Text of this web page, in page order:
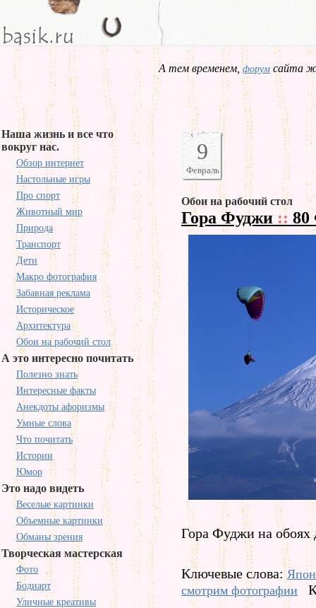
А тем временем,форум сайта
Наша жизнь и все что
вокруг нас.
Обзор интернет
Настольные игры
Про спорт
Животный мир
Природа
Транспорт
Дети
Макро фотография
Забавная реклама
Историческое
Архитектура
Обои на рабочий стол
А это интересно почитать
Полезно знать
Интересные факты
Анекдоты афоризмы
Умные слова
Что почитать
Истории
Юмор
Это надо видеть
Веселые картинки
Объемные картинки
Обманы зрения
Творческая мастерская
Фото
Бодиарт
Уличные креативы
9
Февраль
Обои на рабочий стол
Гора Фуджи :: 80
Гора Фуджи на обоях
Ключевые слова:
смотрим фотографии